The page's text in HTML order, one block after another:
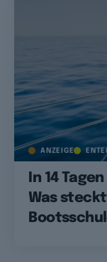
ANZEIGE
In 14
Was